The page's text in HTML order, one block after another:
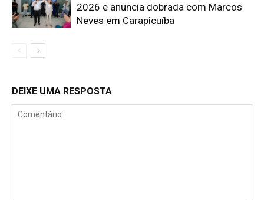
2026 e anuncia dobrada com Marcos
Neves em Carapicuíba
DEIXE UMA RESPOSTA